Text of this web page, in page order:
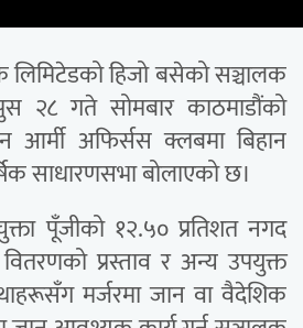
लिमिटेडको हिजो बसेको सञ्चालक
२८ गते सोमबार काठमाडौंको
आर्मी अफिर्सस क्लबमा बिहान
साधारणसभा बोलाएको छ।
पूँजीको १२.५० प्रतिशत नगद
प्रस्ताव र अन्य उपयुक्त
मर्जरमा जान वा वैदेशिक